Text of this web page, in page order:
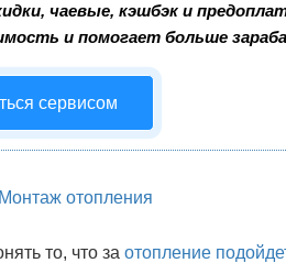
чаевые, кэшбэк и
и помогает больше
сервисом
Монтаж отопления
то, что за отопление